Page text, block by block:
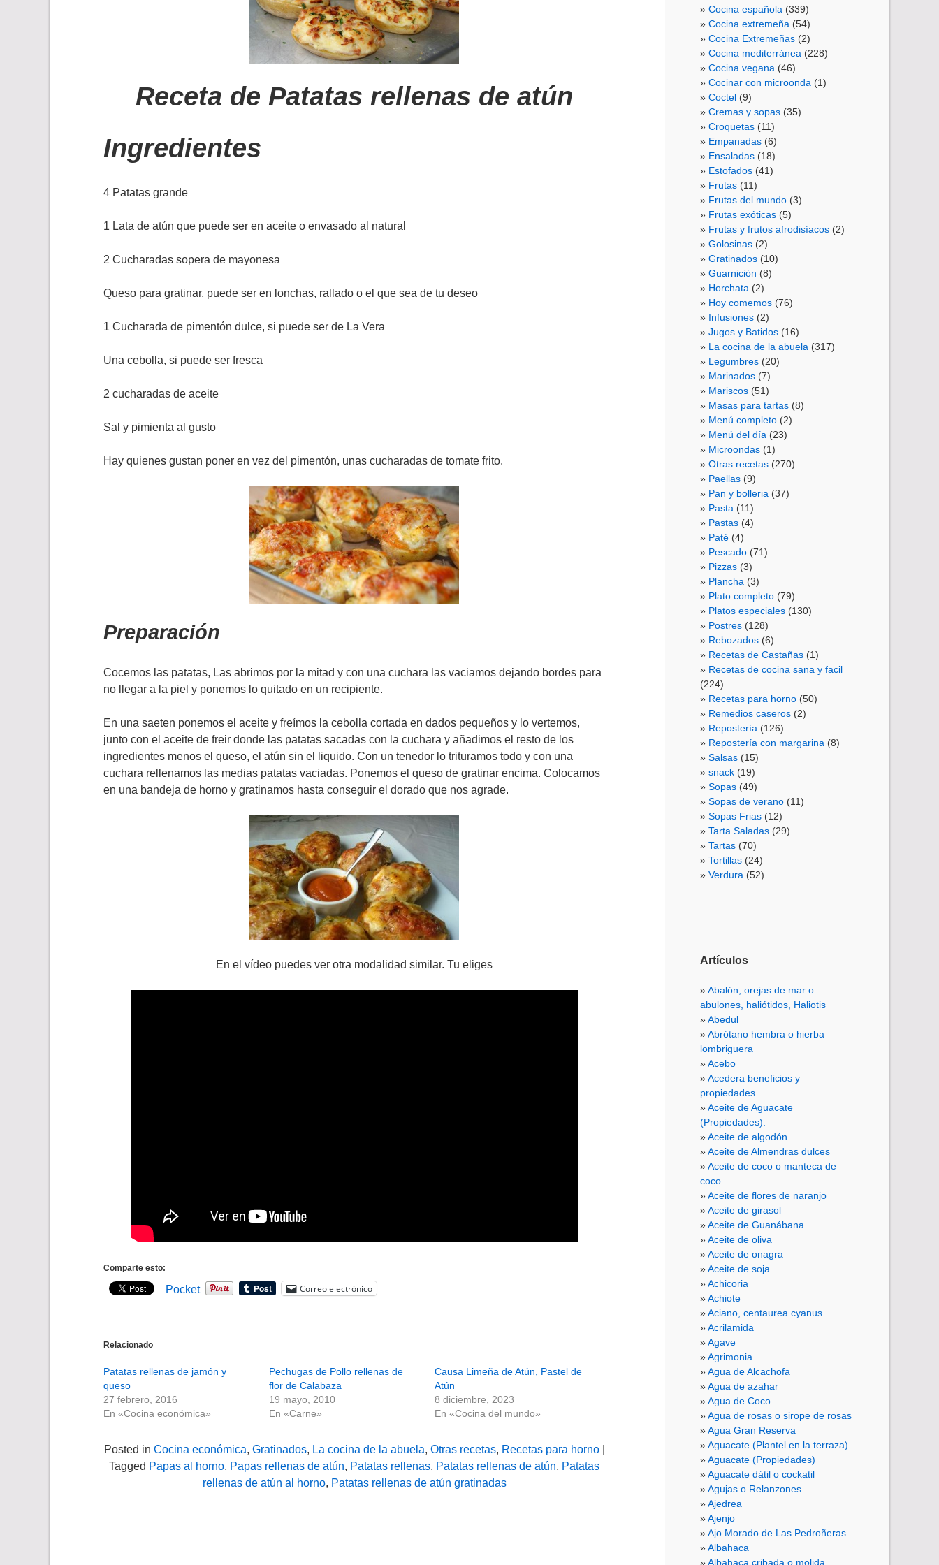
Receta de Patatas rellenas de atún
Ingredientes
4 Patatas grande
1 Lata de atún que puede ser en aceite o envasado al natural
2 Cucharadas sopera de mayonesa
Queso para gratinar, puede ser en lonchas, rallado o el que sea de tu deseo
1 Cucharada de pimentón dulce, si puede ser de La Vera
Una cebolla, si puede ser fresca
2 cucharadas de aceite
Sal y pimienta al gusto
Hay quienes gustan poner en vez del pimentón, unas cucharadas de tomate frito.
Preparación
Cocemos las patatas, Las abrimos por la mitad y con una cuchara las vaciamos dejando bordes para
no llegar a la piel y ponemos lo quitado en un recipiente.
En una saeten ponemos el aceite y freímos la cebolla cortada en dados pequeños y lo vertemos,
junto con el aceite de freir donde las patatas sacadas con la cuchara y añadimos el resto de los
ingredientes menos el queso, el atún sin el liquido. Con un tenedor lo trituramos todo y con una
cuchara rellenamos las medias patatas vaciadas. Ponemos el queso de gratinar encima. Colocamos
en una bandeja de horno y gratinamos hasta conseguir el dorado que nos agrade.
En el vídeo puedes ver otra modalidad similar. Tu eliges
Comparte esto:
Pocket Correo electrónico
Relacionado
Patatas rellenas de jamón y
queso
27 febrero, 2016
En «Cocina económica»
Pechugas de Pollo rellenas de
flor de Calabaza
19 mayo, 2010
En «Carne»
Causa Limeña de Atún, Pastel de
Atún
8 diciembre, 2023
En «Cocina del mundo»
Posted in Cocina económica, Gratinados, La cocina de la abuela, Otras recetas, Recetas para horno|
Tagged Papas al horno, Papas rellenas de atún, Patatas rellenas, Patatas rellenas de atún, Patatas
rellenas de atún al horno, Patatas rellenas de atún gratinadas
Cocina española (339)
Cocina extremeña (54)
Cocina Extremeñas (2)
Cocina mediterránea (228)
Cocina vegana (46)
Cocinar con microonda (1)
Coctel (9)
Cremas y sopas (35)
Croquetas (11)
Empanadas (6)
Ensaladas (18)
Estofados (41)
Frutas (11)
Frutas del mundo (3)
Frutas exóticas (5)
Frutas y frutos afrodisíacos (2)
Golosinas (2)
Gratinados (10)
Guarnición (8)
Horchata (2)
Hoy comemos (76)
Infusiones (2)
Jugos y Batidos (16)
La cocina de la abuela (317)
Legumbres (20)
Marinados (7)
Mariscos (51)
Masas para tartas (8)
Menú completo (2)
Menú del día (23)
Microondas (1)
Otras recetas (270)
Paellas (9)
Pan y bolleria (37)
Pasta (11)
Pastas (4)
Paté (4)
Pescado (71)
Pizzas (3)
Plancha (3)
Plato completo (79)
Platos especiales (130)
Postres (128)
Rebozados (6)
Recetas de Castañas (1)
Recetas de cocina sana y facil
(224)
Recetas para horno (50)
Remedios caseros (2)
Repostería (126)
Repostería con margarina (8)
Salsas (15)
snack (19)
Sopas (49)
Sopas de verano (11)
Sopas Frias (12)
Tarta Saladas (29)
Tartas (70)
Tortillas (24)
Verdura (52)
Artículos
Abalón, orejas de mar o
abulones, haliótidos, Haliotis
Abedul
Abrótano hembra o hierba
lombriguera
Acebo
Acedera beneficios y
propiedades
Aceite de Aguacate
(Propiedades).
Aceite de algodón
Aceite de Almendras dulces
Aceite de coco o manteca de
coco
Aceite de flores de naranjo
Aceite de girasol
Aceite de Guanábana
Aceite de oliva
Aceite de onagra
Aceite de soja
Achicoria
Achiote
Aciano, centaurea cyanus
Acrilamida
Agave
Agrimonia
Agua de Alcachofa
Agua de azahar
Agua de Coco
Agua de rosas o sirope de rosas
Agua Gran Reserva
Aguacate (Plantel en la terraza)
Aguacate (Propiedades)
Aguacate dátil o cockatil
Agujas o Relanzones
Ajedrea
Ajenjo
Ajo Morado de Las Pedroñeras
Albahaca
Albahaca cribada o molida